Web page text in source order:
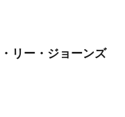
リー・ジョーンズ